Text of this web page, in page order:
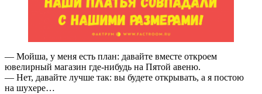
— Мойша, у меня есть план: давайте вместе откроем
ювелирный магазин где-нибудь на Пятой авеню.
— Нет, давайте лучше так: вы будете открывать, а я постою
на шухере…